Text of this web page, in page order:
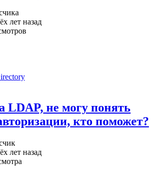
лет назад
LDAP, не могу понять
кто поможет?
лет назад